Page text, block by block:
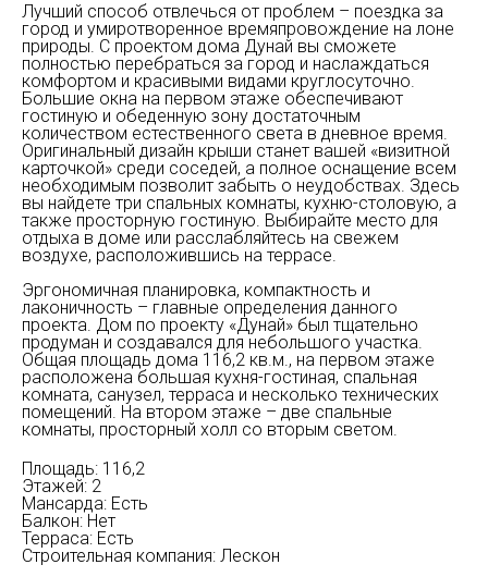
Лучший способ отвлечься от проблем – поездка за
город и умиротворенное времяпровождение на лоне
природы. С проектом дома Дунай вы сможете
полностью перебраться за город и наслаждаться
комфортом и красивыми видами круглосуточно.
Большие окна на первом этаже обеспечивают
гостиную и обеденную зону достаточным
количеством естественного света в дневное время.
Оригинальный дизайн крыши станет вашей «визитной
карточкой» среди соседей, а полное оснащение всем
необходимым позволит забыть о неудобствах. Здесь
вы найдете три спальных комнаты, кухню-столовую, а
также просторную гостиную. Выбирайте место для
отдыха в доме или расслабляйтесь на свежем
воздухе, расположившись на террасе.
Эргономичная планировка, компактность и
лаконичность – главные определения данного
проекта. Дом по проекту «Дунай» был тщательно
продуман и создавался для небольшого участка.
Общая площадь дома 116,2 кв.м., на первом этаже
расположена большая кухня-гостиная, спальная
комната, санузел, терраса и несколько технических
помещений. На втором этаже – две спальные
комнаты, просторный холл со вторым светом.
Площадь: 116,2
Этажей: 2
Мансарда: Есть
Балкон: Нет
Терраса: Есть
Строительная компания: Лескон